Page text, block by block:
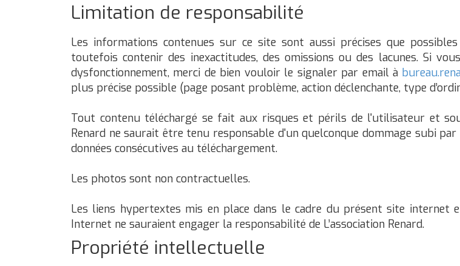
Limitation de responsabilité
Les informations contenues sur ce site sont aussi précises que
toutefois contenir des inexactitudes, des omissions ou des lacunes. Si
dysfonctionnement, merci de bien vouloir le signaler par email à
plus précise possible (page posant problème, action déclenchante, type
Tout contenu téléchargé se fait aux risques et périls de l'utilisateur et
Renard ne saurait être tenu responsable d'un quelconque dommage subi
données consécutives au téléchargement.
Les photos sont non contractuelles.
Les liens hypertextes mis en place dans le cadre du présent site internet
Internet ne sauraient engager la responsabilité de L’association Renard.
Propriété intellectuelle